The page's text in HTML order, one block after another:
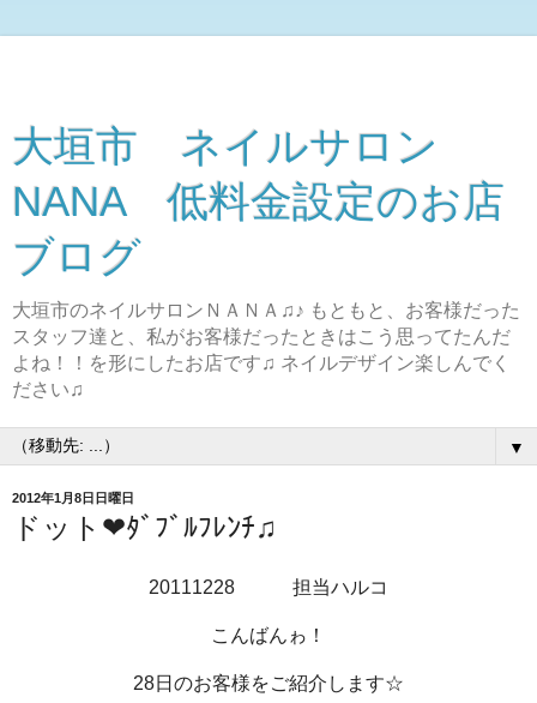
大垣市 ネイルサロン
NANA 低料金設定のお店
ブログ
大垣市のネイルサロンＮＡＮＡ♫♪ もともと、お客様だった
スタッフ達と、私がお客様だったときはこう思ってたんだ
よね！！を形にしたお店です♫ ネイルデザイン楽しんでく
ださい♫
▼
2012年1月8日日曜日
ドット❤ﾀﾞﾌﾞﾙﾌﾚﾝﾁ♫
20111228 担当ハルコ
こんばんゎ！
28日のお客様をご紹介します☆